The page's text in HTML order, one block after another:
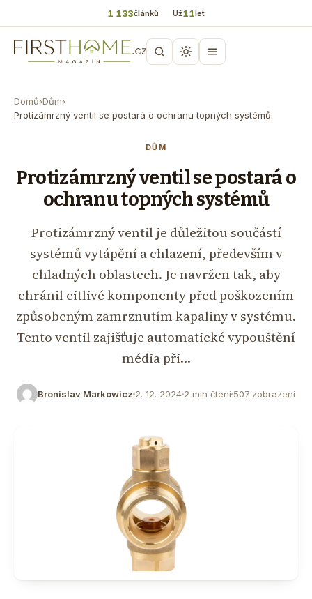
1 133článků Už11let
Domů›Dům›
Protizámrzný ventil se postará o ochranu topných systémů
DŮM
Protizámrzný ventil se postará o
ochranu topných systémů
Protizámrzný ventil je důležitou součástí
systémů vytápění a chlazení, především v
chladných oblastech. Je navržen tak, aby
chránil citlivé komponenty před poškozením
způsobeným zamrznutím kapaliny v systému.
Tento ventil zajišťuje automatické vypouštění
média při…
Bronislav Markowicz 2. 12. 2024 2 min čtení 507 zobrazení